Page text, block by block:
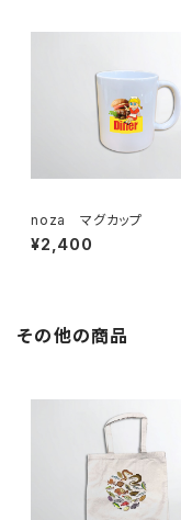
noza マグカップ
¥2,400
その他の商品